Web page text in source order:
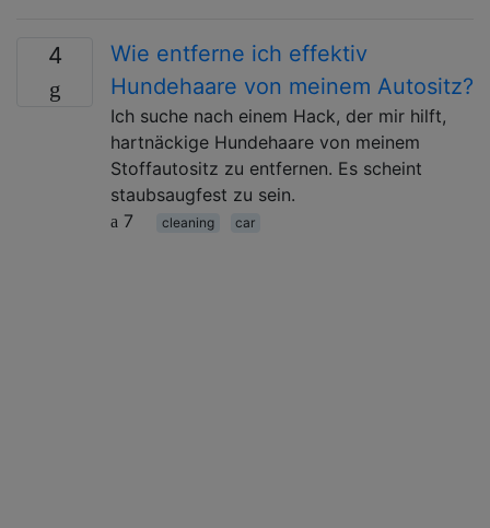
4
Wie entferne ich effektiv
Hundehaare von meinem Autositz?
Ich suche nach einem Hack, der mir hilft,
hartnäckige Hundehaare von meinem
Stoffautositz zu entfernen. Es scheint
staubsaugfest zu sein.
7
cleaning car